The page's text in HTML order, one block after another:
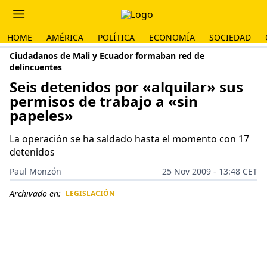
HOME AMÉRICA POLÍTICA ECONOMÍA SOCIEDAD
Ciudadanos de Mali y Ecuador formaban red de
delincuentes
Seis detenidos por «alquilar» sus
permisos de trabajo a «sin
papeles»
La operación se ha saldado hasta el momento con 17
detenidos
Paul Monzón
25 Nov 2009 - 13:48 CET
Archivado en: LEGISLACIÓN